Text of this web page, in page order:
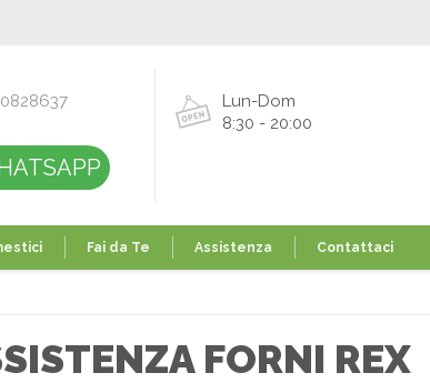
Lun-Dom
8:30 - 20:00
Fai da Te Assistenza Contattaci
FORNI REX